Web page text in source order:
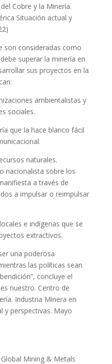
Cobre y la Minería.
Situación actual y
son consideradas como
superar la minería en
sus proyectos en la
ambientalistas y
sociales.
que la hace blanco fácil
naturales.
nacionalista sobre los
a través de
a impulsar o reimpulsar
e indígenas que se
extractivos.
una poderosa
las políticas sean
concluye el
nuestro. Centro de
Industria Minera en
y perspectivas. Mayo
Mining & Metals